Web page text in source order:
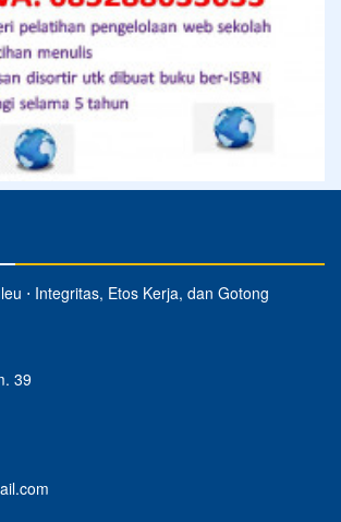
⋅ Integritas, Etos Kerja, dan Gotong
39